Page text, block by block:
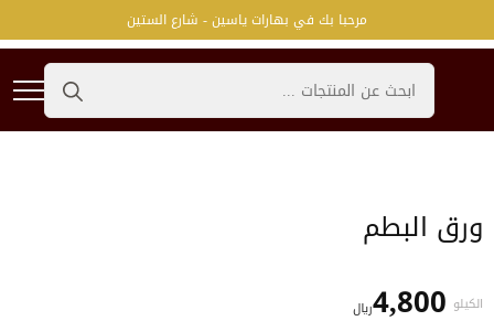
مرحبا بك في بهارات ياسين - شارع الستين
Search
for:
ورق البطم
الكيلو 4,800﷼